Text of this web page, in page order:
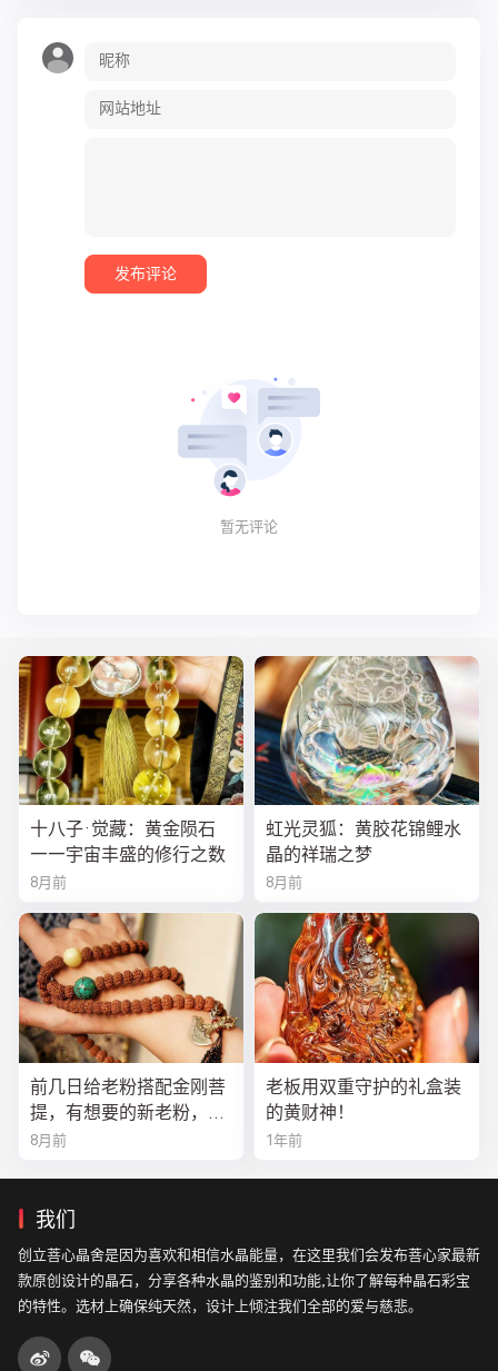
暂无评论
十八子·觉藏：黄金陨石
——宇宙丰盛的修行之数
8月前
虹光灵狐：黄胶花锦鲤水
晶的祥瑞之梦
8月前
前几日给老粉搭配金刚菩
提，有想要的新老粉，都
可以来排队
8月前
老板用双重守护的礼盒装
的黄财神！
1年前
我们
创立菩心晶舍是因为喜欢和相信水晶能量，在这里我们会发布菩心家最新
款原创设计的晶石，分享各种水晶的鉴别和功能,让你了解每种晶石彩宝
的特性。选材上确保纯天然，设计上倾注我们全部的爱与慈悲。